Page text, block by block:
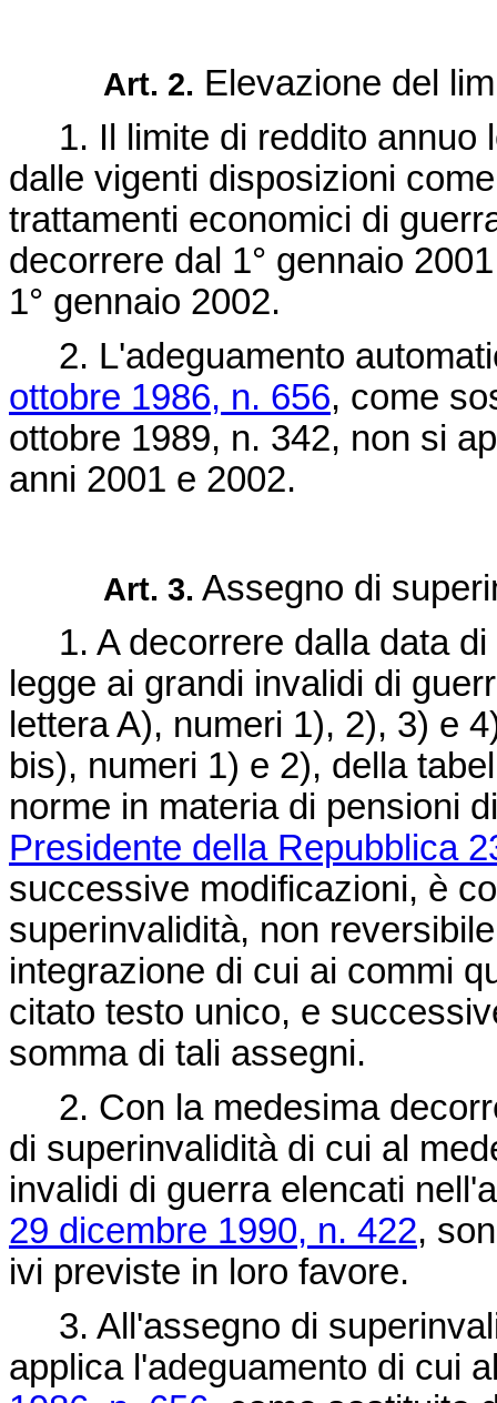
Art. 2. Elevazione del
1. Il limite di reddito annuo
dalle vigenti disposizioni
trattamenti economici di
decorrere dal 1° gennaio 200
1° gennaio 2002.
2. L'adeguamento
ottobre 1986, n. 656, come
ottobre 1989, n. 342, non si
anni 2001 e 2002.
Art. 3. Assegno di
1. A decorrere dalla data di
legge ai grandi invalidi di
lettera A), numeri 1), 2), 3) e
bis), numeri 1) e 2), della
norme in materia di pensioni
Presidente della Repubblica
successive modificazioni, è
superinvalidità, non
integrazione di cui ai commi
citato testo unico, e
somma di tali assegni.
2. Con la medesima
di superinvalidità di cui al
invalidi di guerra elencati
29 dicembre 1990, n. 422,
ivi previste in loro favore.
3. All'assegno di
applica l'adeguamento di cui